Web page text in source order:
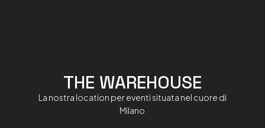
THE WAREHOUSE
La nostra location per eventi situata nel cuore di
Milano